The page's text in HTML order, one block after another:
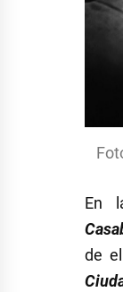
En
de